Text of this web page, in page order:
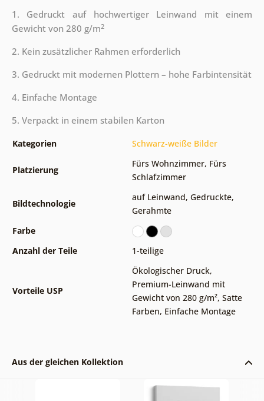
1. Gedruckt auf hochwertiger Leinwand mit einem
Gewicht von 280 g/m2
2. Kein zusätzlicher Rahmen erforderlich
3. Gedruckt mit modernen Plottern – hohe Farbintensität
4. Einfache Montage
5. Verpackt in einem stabilen Karton
Kategorien Schwarz-weiße Bilder
Platzierung
Fürs Wohnzimmer, Fürs
Schlafzimmer
Bildtechnologie
auf Leinwand, Gedruckte,
Gerahmte
Farbe
Anzahl der Teile
1-teilige
Vorteile USP
Ökologischer Druck,
Premium-Leinwand mit
Gewicht von 280 g/m², Satte
Farben, Einfache Montage
Aus der gleichen Kollektion